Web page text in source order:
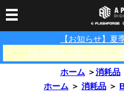
【お知らせ】夏
【佐川急便】地震に伴う配送
3Dプ
3Dプリンター一覧 3Dス
SCANOLOGY フィ
ホーム ＞消耗品
ホーム ＞ 消耗品 ＞